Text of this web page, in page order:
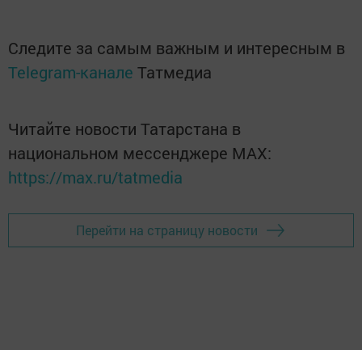
Следите за самым важным и интересным в
Telegram-канале Татмедиа
Читайте новости Татарстана в
национальном мессенджере MАХ:
https://max.ru/tatmedia
Перейти на страницу новости